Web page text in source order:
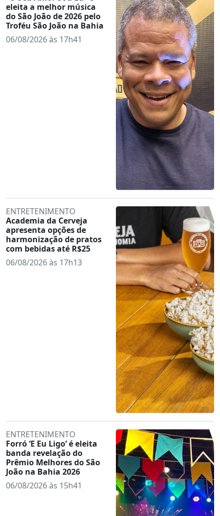
eleita a melhor música
do São João de 2026 pelo
Troféu São João na Bahia
06/08/2026 às 17h41
ENTRETENIMENTO
Academia da Cerveja
apresenta opções de
harmonização de pratos
com bebidas até R$25
06/08/2026 às 17h13
ENTRETENIMENTO
Forró ‘E Eu Ligo’ é eleita
banda revelação do
Prêmio Melhores do São
João na Bahia 2026
06/08/2026 às 15h41